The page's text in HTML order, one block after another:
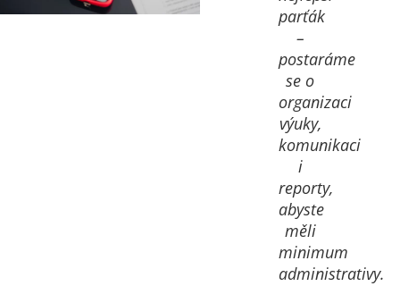
parťák
–
postaráme
se o
organizaci
výuky,
komunikaci
i
reporty,
abyste
měli
minimum
administrativy.